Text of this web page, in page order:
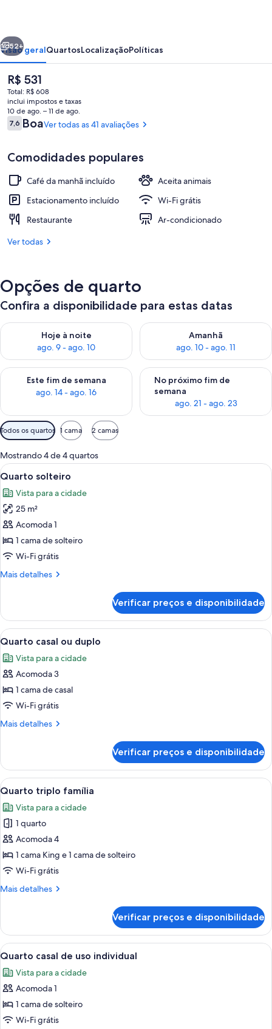
Lounge no saguão
Próximo
52+
Visão geralQuartosLocalizaçãoPolíticas
O
preço
atual
é
R$ 531
R$ 531
Total: R$ 608
inclui impostos e taxas
10 de ago. – 11 de ago.
Avaliações
7,67,6 de 10
BoaVer todas as 41 avaliações
Comodidades populares
Café da manhã incluído
Aceita animais
Estacionamento incluído
Wi-Fi grátis
Restaurante
Ar-condicionado
Ver todas
Opções de quarto
Confira a disponibilidade para estas datas
Hoje à noite
ago. 9 - ago. 10
Verifica a disponibilidade para esta noite, ago. 9 - ago. 10
Amanhã
ago. 10 - ago. 11
Verifica a disponibilidade
Este fim de semana
ago. 14 - ago. 16
Verifica a disponibilidade para este fim de semana, ago. 14 -
No próximo fim de
semana
ago. 21 - ago. 23
Verifica a disponibilidade
Filtros
disponíveis
para
os
quartos
Todos os quartos 1 cama 2 camas
Mostrando 4 de 4 quartos
Carrega
todas
as
fotos
de
Quarto
solteiro
Quarto de hotel com cama,
3
Quarto solteiro
Vista para a cidade
25 m²
Acomoda 1
1 cama de solteiro
Wi-Fi grátis
Mais detalhes
Mais
solteiro
Verificar preços e disponibilidade
Carrega
todas
as
fotos
de
Quarto
casal
Quarto de hotel com cama,
5
Quarto casal ou duplo
Vista para a cidade
Acomoda 3
1 cama de casal
Wi-Fi grátis
Mais detalhes
Mais
casal
ou
duplo
Verificar preços e disponibilidade
Carrega
todas
as
fotos
de
Quarto
triplo
Quarto de hotel com uma cama,
3
Quarto triplo família
Vista para a cidade
1 quarto
Acomoda 4
1 cama King e 1 cama de solteiro
Wi-Fi grátis
Mais detalhes
Mais
triplo
família
Verificar preços e disponibilidade
Carrega
todas
as
fotos
de
Quarto
Quarto de hotel com uma cama,
1
Quarto casal de uso individual
Vista para a cidade
Acomoda 1
1 cama de solteiro
Wi-Fi grátis